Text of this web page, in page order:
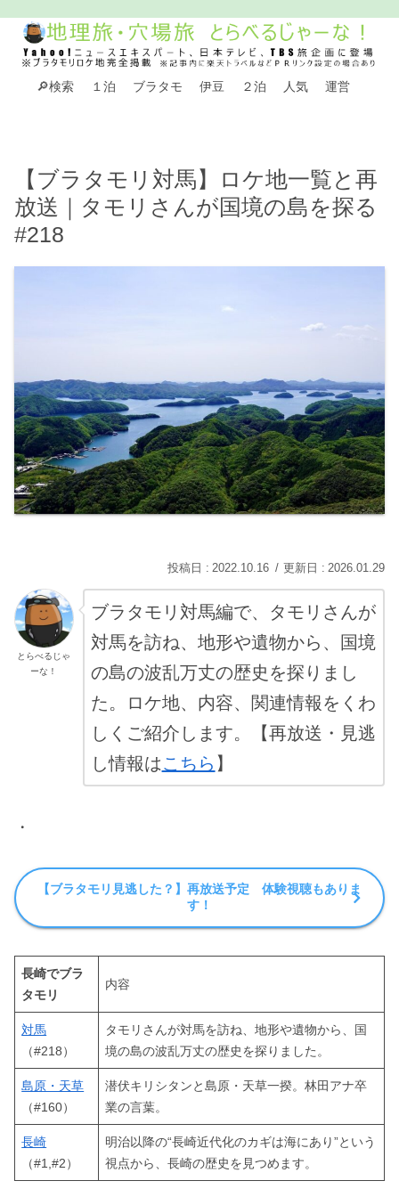
🔎検索 １泊 ブラタモ 伊豆 ２泊 人気 運営
【ブラタモリ対馬】ロケ地一覧と再
放送｜タモリさんが国境の島を探る
#218
2022.10.16 2026.01.29
とらべるじゃ
ーな！
ブラタモリ対馬編で、タモリさんが
対馬を訪ね、地形や遺物から、国境
の島の波乱万丈の歴史を探りまし
た。ロケ地、内容、関連情報をくわ
しくご紹介します。【再放送・見逃
し情報はこちら 】
・
【ブラタモリ見逃した？】再放送予定 体験視聴もありま
す！
長崎でブラ
タモリ
内容
対馬
（#218）
タモリさんが対馬を訪ね、地形や遺物から、国
境の島の波乱万丈の歴史を探りました。
島原・天草
（#160）
潜伏キリシタンと島原・天草一揆。林田アナ卒
業の言葉。
長崎
（#1,#2）
明治以降の“長崎近代化のカギは海にあり”という
視点から、長崎の歴史を見つめます。